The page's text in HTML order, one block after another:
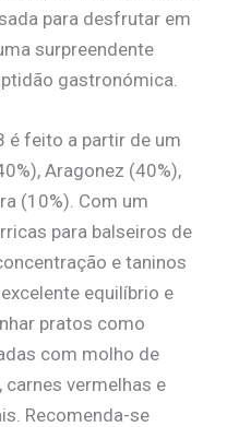
para desfrutar em
surpreendente
gastronómica.
é feito a partir de um
Aragonez (40%),
(10%). Com um
para balseiros de
e taninos
equilíbrio e
pratos como
com molho de
vermelhas e
Recomenda-se